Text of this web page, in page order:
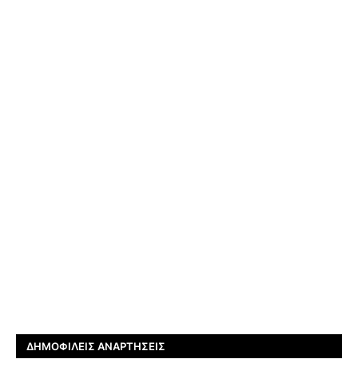
ΔΗΜΟΦΙΛΕΊΣ ΑΝΑΡΤΉΣΕΙΣ